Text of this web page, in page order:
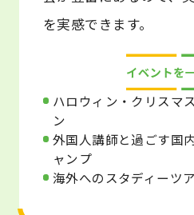
を実感できます。
ハロウィン・クリスマ
ン
外国人講師と過ごす国
ャンプ
海外へのスタディーツ